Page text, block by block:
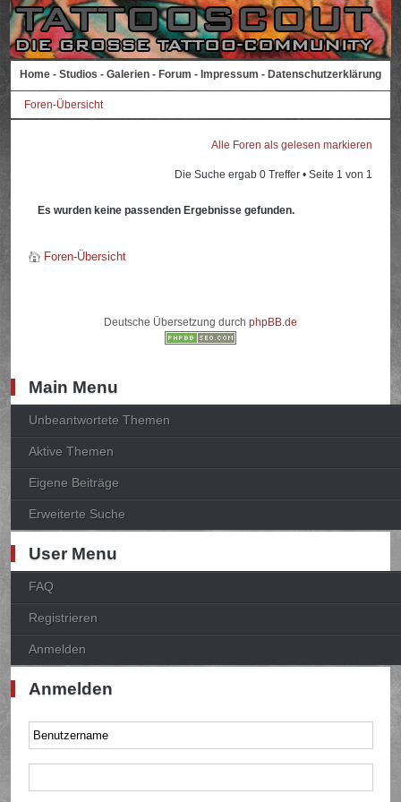
Home - Studios - Galerien - Forum - Impressum - Datenschutzerklärung
Foren-Übersicht
Alle Foren als gelesen markieren
Die Suche ergab 0 Treffer • Seite 1 von 1
Es wurden keine passenden Ergebnisse gefunden.
Foren-Übersicht
Deutsche Übersetzung durch phpBB.de
Main Menu
Unbeantwortete Themen
Aktive Themen
Eigene Beiträge
Erweiterte Suche
User Menu
FAQ
Registrieren
Anmelden
Anmelden